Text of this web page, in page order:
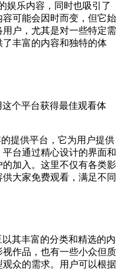
娱乐内容，同时也吸引了
可能会因时而变，但它始
户，尤其是对一些特定需
丰富的内容和独特的体
提供平台，它为用户提供
台通过精心设计的界面和
加入。这里不仅有各类影
大家免费观看，满足不同
其丰富的分类和精选的内
作品，也有一些小众但质
众的需求。用户可以根据